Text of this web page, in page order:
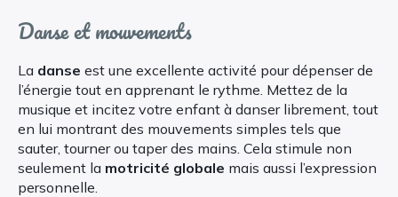
Danse et mouvements
La danse est une excellente activité pour dépenser de
l’énergie tout en apprenant le rythme. Mettez de la
musique et incitez votre enfant à danser librement, tout
en lui montrant des mouvements simples tels que
sauter, tourner ou taper des mains. Cela stimule non
seulement la motricité globale mais aussi l’expression
personnelle.